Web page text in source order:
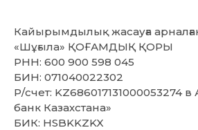
Кайырымдылық жасауға
«Шұғыла» ҚОҒАМДЫҚ ҚОРЫ
РНН: 600 900 598 045
БИН: 071040022302
Р/счет: KZ686017131000053274
банк Казахстана»
БИК: HSBKKZKX